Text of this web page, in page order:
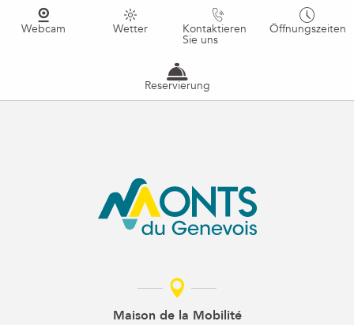
Webcam Wetter Kontaktieren
Sie uns
Öffnungszeiten
Reservierung
Maison de la Mobilité